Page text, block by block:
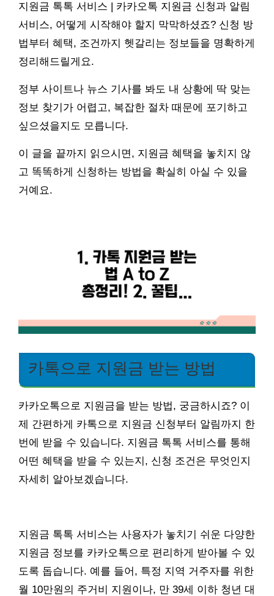
지원금 톡톡 서비스 | 카카오톡 지원금 신청과 알림
서비스, 어떻게 시작해야 할지 막막하셨죠? 신청 방
법부터 혜택, 조건까지 헷갈리는 정보들을 명확하게
정리해드릴게요.
정부 사이트나 뉴스 기사를 봐도 내 상황에 딱 맞는
정보 찾기가 어렵고, 복잡한 절차 때문에 포기하고
싶으셨을지도 모릅니다.
이 글을 끝까지 읽으시면, 지원금 혜택을 놓치지 않
고 똑똑하게 신청하는 방법을 확실히 아실 수 있을
거예요.
카톡으로 지원금 받는 방법
카카오톡으로 지원금을 받는 방법, 궁금하시죠? 이
제 간편하게 카톡으로 지원금 신청부터 알림까지 한
번에 받을 수 있습니다. 지원금 톡톡 서비스를 통해
어떤 혜택을 받을 수 있는지, 신청 조건은 무엇인지
자세히 알아보겠습니다.
지원금 톡톡 서비스는 사용자가 놓치기 쉬운 다양한
지원금 정보를 카카오톡으로 편리하게 받아볼 수 있
도록 돕습니다. 예를 들어, 특정 지역 거주자를 위한
월 10만원의 주거비 지원이나, 만 39세 이하 청년 대